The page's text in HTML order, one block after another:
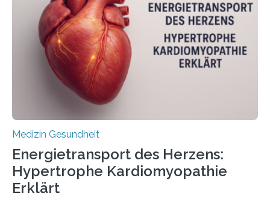
vorab zu prüfen, welche Medikamente am besten
wirken. Dabei wurde ein Eiweiß identifiziert, das künftig
als Biomarker für die Wahl der passenden Therapie
dienen könnte. Darmkrebs zählt weltweit zu den
häufigsten Krebsarten und stellt…
Medizin Gesundheit
Energietransport des Herzens:
Hypertrophe Kardiomyopathie
Erklärt